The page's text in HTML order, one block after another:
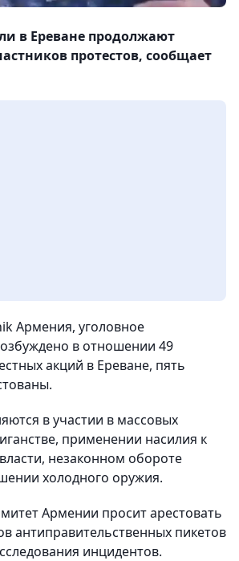
в Ереване продолжают
протестов, сообщает
Армения, уголовное
в отношении 49
акций в Ереване, пять
в участии в массовых
применении насилия к
незаконном обороте
холодного оружия.
Армении просит арестовать
антиправительственных пикетов
инцидентов.